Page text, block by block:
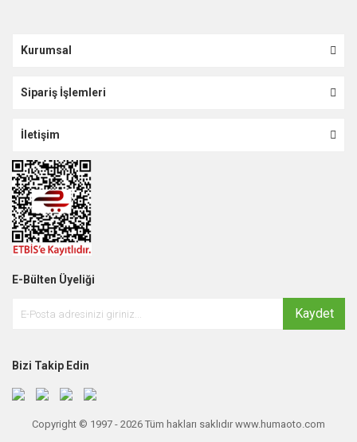
Kurumsal
Sipariş İşlemleri
İletişim
E-Bülten Üyeliği
Kaydet
Bizi Takip Edin
Copyright © 1997 - 2026 Tüm hakları saklıdır www.humaoto.com